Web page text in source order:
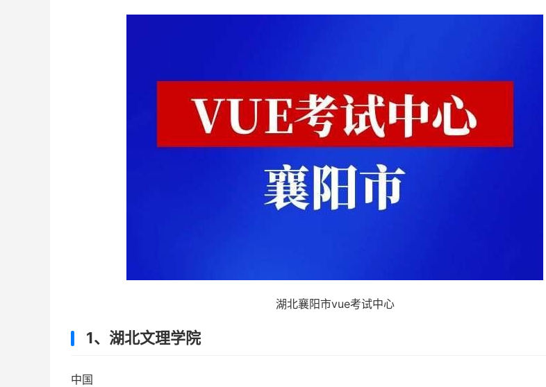
湖北襄阳市vue考试中心
1、湖北文理学院
中国